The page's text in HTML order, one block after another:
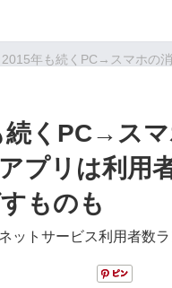
2015年も続くPC→スマホの消費者
続くPC→ス
プリは利用
ものも
ットサービス利用者数